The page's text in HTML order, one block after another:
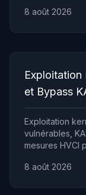
8 août 2026
Exploitation
et Bypass
Exploitation
vulnérables,
mesures HVCI
8 août 2026